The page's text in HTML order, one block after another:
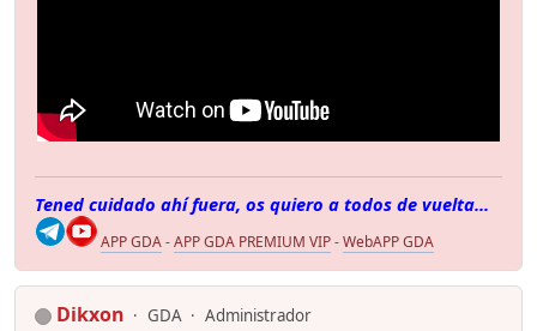
Tened cuidado ahí fuera, os quiero a todos de vuelta...
APP GDA-APP GDA PREMIUM VIP-WebAPP GDA
Dikxon GDA
Administrador